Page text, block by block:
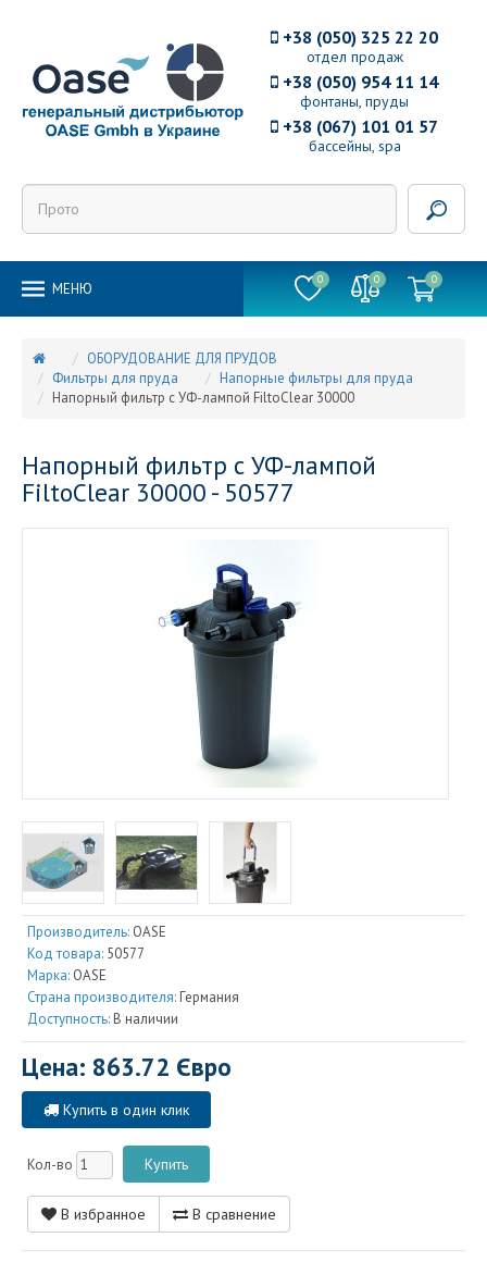
отдел продаж
+38 (050) 325 22 20
фонтаны, пруды
+38 (050) 954 11 14
бассейны, spa
+38 (067) 101 01 57
MEНЮ
0 0 0
ОБОРУДОВАНИЕ ДЛЯ ПРУДОВ
Фильтры для пруда
Напорные фильтры для пруда
Напорный фильтр с УФ-лампой FiltoClear 30000
Напорный фильтр с УФ-лампой
FiltoClear 30000 - 50577
Производитель: OASE
Код товара: 50577
Марка: OASE
Страна производителя: Германия
Доступность: В наличии
Цена: 863.72 Євро
Купить в один клик
Кол-во
В избранное В сравнение